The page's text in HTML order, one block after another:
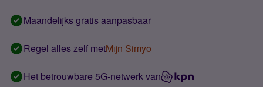
Maandelijks gratis aanpasbaar
Regel alles zelf metMijn Simyo
Het betrouwbare 5G-netwerk van